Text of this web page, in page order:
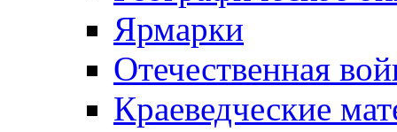
Ярмарки
Отечественная
Краеведческие